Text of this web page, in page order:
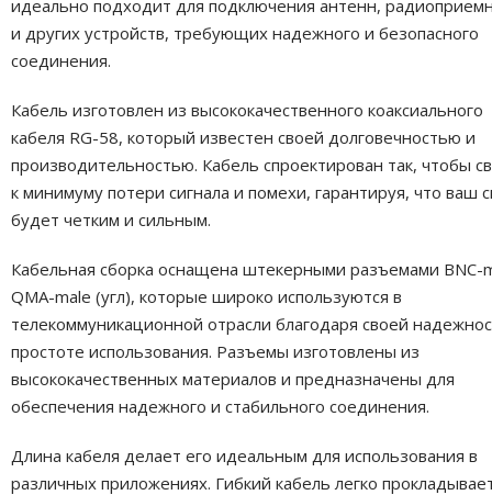
идеально подходит для подключения антенн,
и других устройств, требующих надежного и безопасного
соединения.
Кабель изготовлен из высококачественного коаксиального
кабеля RG-58, который известен своей долговечностью и
производительностью. Кабель спроектирован так, чтобы
к минимуму потери сигнала и помехи, гарантируя, что ваш
будет четким и сильным.
Кабельная сборка оснащена штекерными разъемами BNC-
QMA-male (угл), которые широко используются в
телекоммуникационной отрасли благодаря своей
простоте использования. Разъемы изготовлены из
высококачественных материалов и предназначены для
обеспечения надежного и стабильного соединения.
Длина кабеля делает его идеальным для использования в
различных приложениях. Гибкий кабель легко